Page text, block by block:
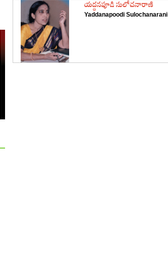
‌యద్దనపూడి సులోచనారాణి
Yaddanapoodi Sulochanarani